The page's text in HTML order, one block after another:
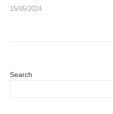
15/05/2024
Search